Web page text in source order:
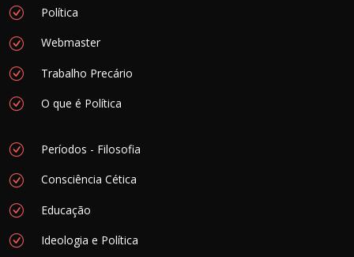
Política
Webmaster
Trabalho Precário
O que é Política
Períodos - Filosofia
Consciência Cética
Educação
Ideologia e Política